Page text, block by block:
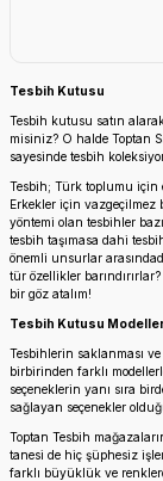
Tesbih Kutusu
Tesbih kutusu satın
misiniz? O halde Toptan
sayesinde tesbih
Tesbih; Türk toplumu için
Erkekler için vazgeçilmez
yöntemi olan tesbihler
tesbih taşımasa dahi
önemli unsurlar
tür özellikler
bir göz atalım!
Tesbih Kutusu
Tesbihlerin saklanması
birbirinden farklı
seçeneklerin yanı sıra
sağlayan seçenekler
Toptan Tesbih
tanesi de hiç şüphesiz
farklı büyüklük ve